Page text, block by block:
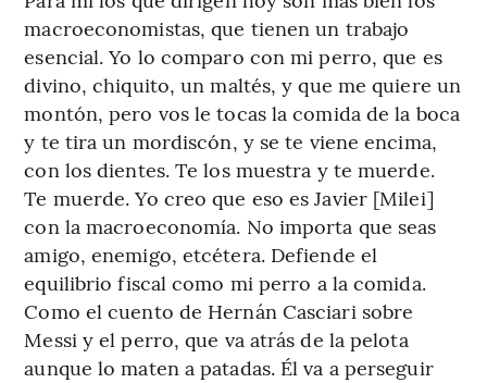
macroeconomistas, que tienen un trabajo
esencial. Yo lo comparo con mi perro, que es
divino, chiquito, un maltés, y que me quiere un
montón, pero vos le tocas la comida de la boca
y te tira un mordiscón, y se te viene encima,
con los dientes. Te los muestra y te muerde.
Te muerde. Yo creo que eso es Javier [Milei]
con la macroeconomía. No importa que seas
amigo, enemigo, etcétera. Defiende el
equilibrio fiscal como mi perro a la comida.
Como el cuento de Hernán Casciari sobre
Messi y el perro, que va atrás de la pelota
aunque lo maten a patadas. Él va a perseguir